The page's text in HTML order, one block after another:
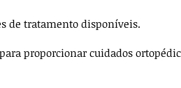
de tratamento disponíveis.
proporcionar cuidados